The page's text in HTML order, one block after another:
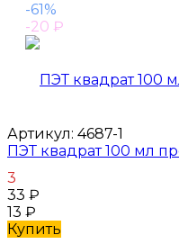
-61%
-20 ₽
Артикул: 4687-1
ПЭТ квадрат 100 мл
3
33 ₽
13 ₽
Купить